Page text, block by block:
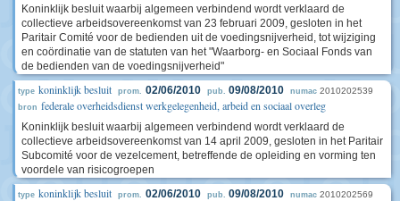
Koninklijk besluit waarbij algemeen verbindend wordt verklaard de
collectieve arbeidsovereenkomst van 23 februari 2009, gesloten in het
Paritair Comité voor de bedienden uit de voedingsnijverheid, tot wijziging
en coördinatie van de statuten van het "Waarborg- en Sociaal Fonds van
de bedienden van de voedingsnijverheid"
type koninklijk besluit prom. 02/06/2010 pub. 09/08/2010 numac 2010202539
bron federale overheidsdienst werkgelegenheid, arbeid en sociaal overleg
Koninklijk besluit waarbij algemeen verbindend wordt verklaard de
collectieve arbeidsovereenkomst van 14 april 2009, gesloten in het Paritair
Subcomité voor de vezelcement, betreffende de opleiding en vorming ten
voordele van risicogroepen
type koninklijk besluit prom. 02/06/2010 pub. 09/08/2010 numac 2010202569